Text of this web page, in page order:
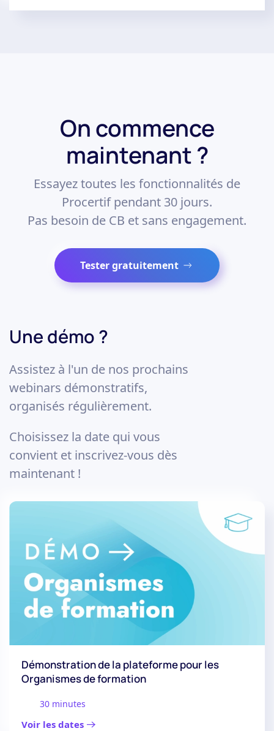
On commence
maintenant ?
Essayez toutes les fonctionnalités de
Procertif pendant 30 jours.
Pas besoin de CB et sans engagement.
Tester gratuitement
Une démo ?
Assistez à l'un de nos prochains
webinars démonstratifs,
organisés régulièrement.
Choisissez la date qui vous
convient et inscrivez-vous dès
maintenant !
Démonstration de la plateforme pour les
Organismes de formation
30 minutes
Voir les dates